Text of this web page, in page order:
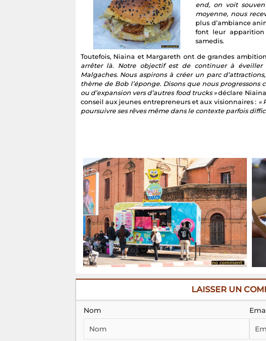
end, on voit
moyenne, nous
plus d’ambiance
font leur apparition
samedis.
Toutefois, Niaina et Margareth ont de grandes
arrêter là. Notre objectif est de continuer à éveiller
Malgaches. Nous aspirons à créer un parc
thème de Bob l’éponge. Disons que nous
ou d’expansion vers d’autres food trucks »déclare
conseil aux jeunes entrepreneurs et aux visionnaires : «
poursuivre ses rêves même dans le contexte parfois
LAISSER UN
Nom